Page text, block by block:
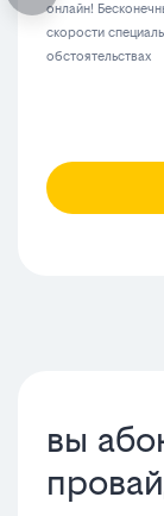
онлайн!
скорости
обстоятельствах
вы